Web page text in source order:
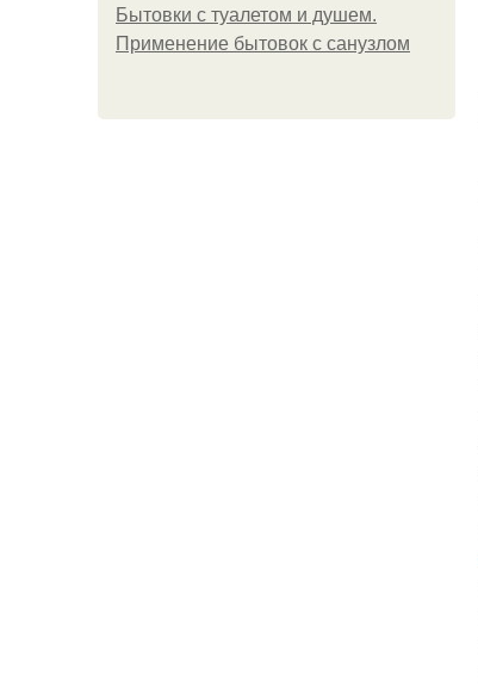
Бытовки с туалетом и душем.
Применение бытовок с санузлом